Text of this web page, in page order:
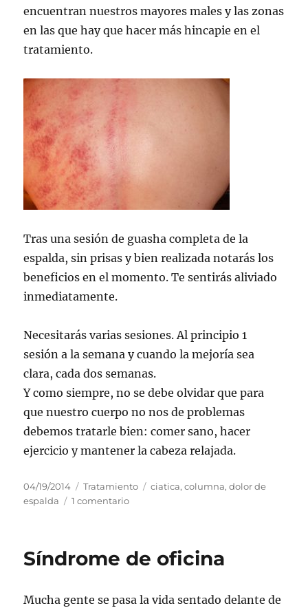
encuentran nuestros mayores males y las zonas
en las que hay que hacer más hincapie en el
tratamiento.
Tras una sesión de guasha completa de la
espalda, sin prisas y bien realizada notarás los
beneficios en el momento. Te sentirás aliviado
inmediatamente.
Necesitarás varias sesiones. Al principio 1
sesión a la semana y cuando la mejoría sea
clara, cada dos semanas.
Y como siempre, no se debe olvidar que para
que nuestro cuerpo no nos de problemas
debemos tratarle bien: comer sano, hacer
ejercicio y mantener la cabeza relajada.
Publicado
el
04/19/2014 Categorías
Tratamiento Etiquetas
ciatica,columna,dolor de
espalda
1 comentarioen
(crónico
Síndrome de oficina
Mucha gente se pasa la vida sentado delante de